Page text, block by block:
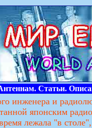
Статьи.
инженера и
японским
лежала "в